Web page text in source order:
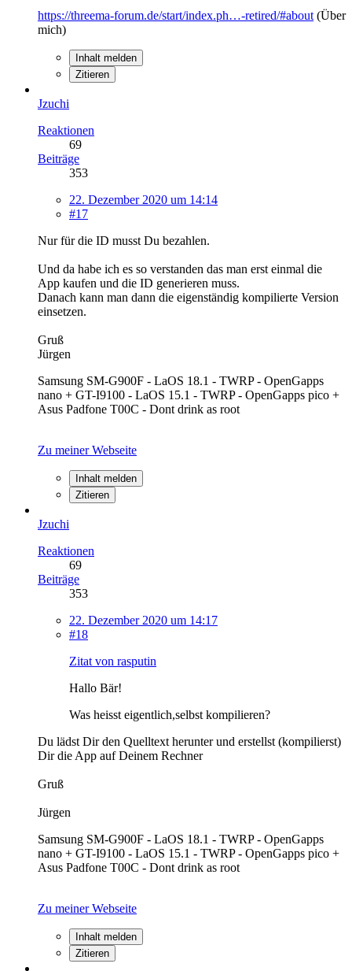
https://threema-forum.de/start/index.ph…-retired/#about (Über
mich)
Inhalt melden
Zitieren
Jzuchi
Reaktionen
69
Beiträge
353
22. Dezember 2020 um 14:14
#17
Nur für die ID musst Du bezahlen.
Und da habe ich es so verstanden das man erst einmal die
App kaufen und die ID generieren muss.
Danach kann man dann die eigenständig kompilierte Version
einsetzen.
Gruß
Jürgen
Samsung SM-G900F - LaOS 18.1 - TWRP - OpenGapps
nano + GT-I9100 - LaOS 15.1 - TWRP - OpenGapps pico +
Asus Padfone T00C - Dont drink as root
Zu meiner Webseite
Inhalt melden
Zitieren
Jzuchi
Reaktionen
69
Beiträge
353
22. Dezember 2020 um 14:17
#18
Zitat von rasputin
Hallo Bär!
Was heisst eigentlich,selbst kompilieren?
Du lädst Dir den Quelltext herunter und erstellst (kompilierst)
Dir die App auf Deinem Rechner
Gruß
Jürgen
Samsung SM-G900F - LaOS 18.1 - TWRP - OpenGapps
nano + GT-I9100 - LaOS 15.1 - TWRP - OpenGapps pico +
Asus Padfone T00C - Dont drink as root
Zu meiner Webseite
Inhalt melden
Zitieren